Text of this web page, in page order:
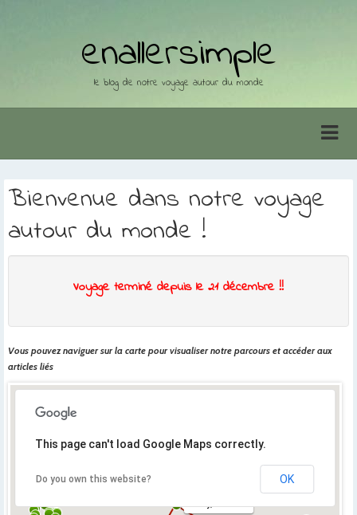
enallersimple
le blog de notre voyage autour du monde
Bienvenue dans notre voyage
autour du monde !
Voyage terminé depuis le 21 décembre !!
Vous pouvez naviguer sur la carte pour visualiser notre parcours et accéder aux
articles liés
This page can't load Google Maps correctly.
Do you own this website? OK